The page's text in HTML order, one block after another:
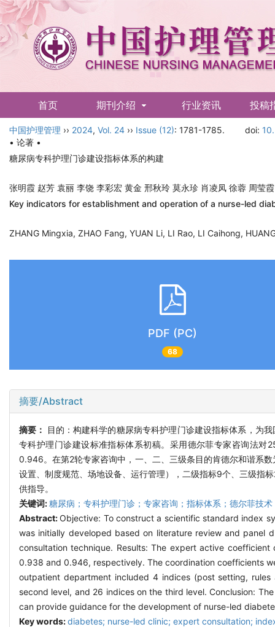
首页 期刊介绍 行业资讯 投稿
English
中国护理管理 ›› 2024, Vol. 24 ›› Issue (12): 1781-1785. doi:
• 论著 •
糖尿病专科护理门诊建设指标体系的构建
张明霞 赵芳 袁丽 李饶 李彩宏 黄金 邢秋玲 莫永珍 肖凌凤 徐蓉 周
Key indicators for establishment and operation of a nurse-led
ZHANG Mingxia, ZHAO Fang, YUAN Li, LI Rao, LI Caihong,
PDF (PC)
68
摘要/Abstract
摘要：
目的：构建科学的糖尿病专科护理门诊建设指标体系，为
专科护理门诊建设标准指标体系初稿。采用德尔菲专家咨询法
0.946。在第2轮专家咨询中，一、二、三级条目的肯德尔和谐系
设置、制度规范、场地设备、运行管理），二级指标9个、三级指
供指导。
关键词:糖尿病；专科护理门诊；专家咨询；指标体系；德尔菲技术
Abstract:Objective: To construct a scientific standard index
was initially developed based on literature review and panel
consultation technique. Results: The expert active
0.938 and 0.946, respectively. The coordination coefficients
outpatient department included 4 indices (post setting,
second level, and 26 indices on the third level. Conclusion:
can provide guidance for the development of nurse-led
Key words:diabetes; nurse-led clinic; expert consultation;